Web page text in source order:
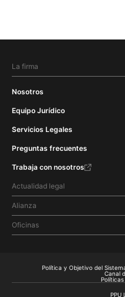
La firma
Nosotros
Equipo Jurídico
Servicios Legales
Preguntas frecuentes
Trabaja con nosotros
Actualidad legal
Alianza
Oficinas
PPU
Política y Objetivo del
Canal